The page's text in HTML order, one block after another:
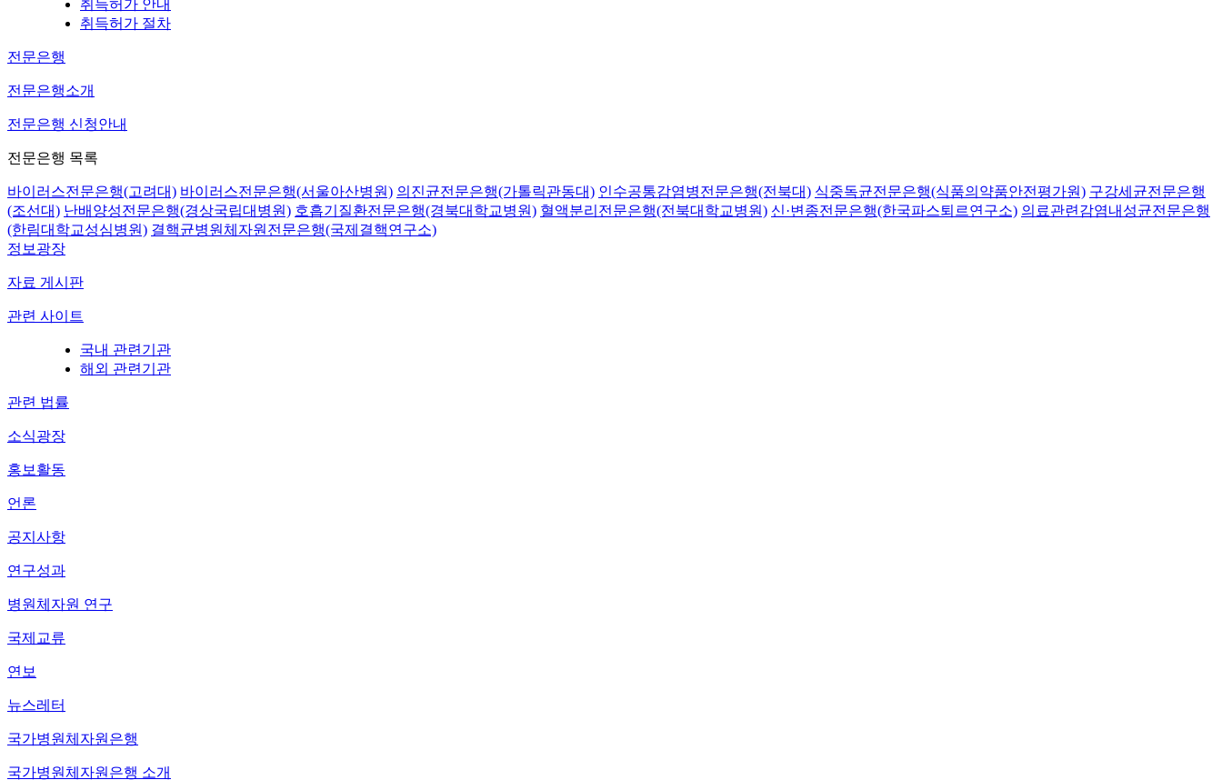
취득허가 안내
취득허가 절차
전문은행
전문은행소개
전문은행 신청안내
전문은행 목록
바이러스전문은행(고려대) 바이러스전문은행(서울아산병원) 의진균전문은행(가톨릭관동대) 인수공통감염병전문은행(전북대) 식중독균전문은행(식품의약품안전평가원) 구강세균전문은행
(조선대) 난배양성전문은행(경상국립대병원) 호흡기질환전문은행(경북대학교병원) 혈액분리전문은행(전북대학교병원) 신·변종전문은행(한국파스퇴르연구소) 의료관련감염내성균전문은행
(한림대학교성심병원) 결핵균병원체자원전문은행(국제결핵연구소)
정보광장
자료 게시판
관련 사이트
국내 관련기관
해외 관련기관
관련 법률
소식광장
홍보활동
언론
공지사항
연구성과
병원체자원 연구
국제교류
연보
뉴스레터
국가병원체자원은행
국가병원체자원은행 소개